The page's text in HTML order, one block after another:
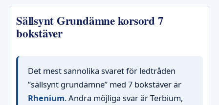
Sällsynt Grundämne korsord 7
bokstäver
Det mest sannolika svaret för ledtråden
”sällsynt grundämne” med 7 bokstäver är
Rhenium. Andra möjliga svar är Terbium,